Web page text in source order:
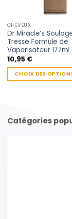
CHEVEUX
Dr Miracle’s
Tresse Formule de
Vaporisateur 177ml
10,95 €
CHOIX DES
plusieurs
variations.
Catégories